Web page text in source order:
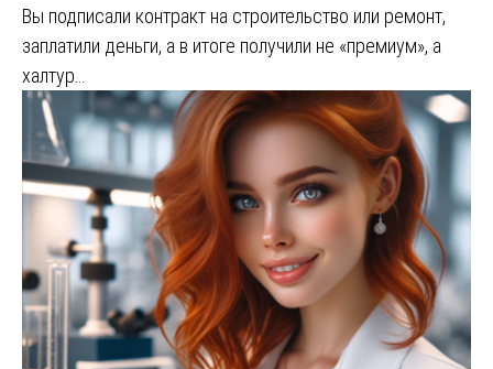
Вы подписали контракт на строительство или ремонт,
заплатили деньги, а в итоге получили не «премиум», а
халтур…